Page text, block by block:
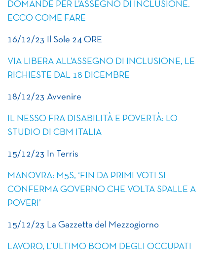
DOMANDE PER L’ASSEGNO DI INCLUSIONE.
ECCO COME FARE
16/12/23 Il Sole 24 ORE
VIA LIBERA ALL’ASSEGNO DI INCLUSIONE, LE
RICHIESTE DAL 18 DICEMBRE
18/12/23 Avvenire
IL NESSO FRA DISABILITÀ E POVERTÀ: LO
STUDIO DI CBM ITALIA
15/12/23 In Terris
MANOVRA: M5S, ‘FIN DA PRIMI VOTI SI
CONFERMA GOVERNO CHE VOLTA SPALLE A
POVERI’
15/12/23 La Gazzetta del Mezzogiorno
LAVORO, L’ULTIMO BOOM DEGLI OCCUPATI